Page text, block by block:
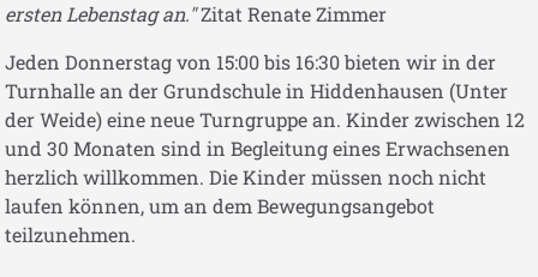
ersten Lebenstag an."Zitat Renate Zimmer
Jeden Donnerstag von 15:00 bis 16:30 bieten wir in der
Turnhalle an der Grundschule in Hiddenhausen (Unter
der Weide) eine neue Turngruppe an. Kinder zwischen 12
und 30 Monaten sind in Begleitung eines Erwachsenen
herzlich willkommen. Die Kinder müssen noch nicht
laufen können, um an dem Bewegungsangebot
teilzunehmen.